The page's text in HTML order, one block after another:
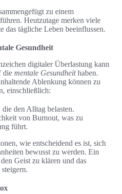
zu einem
Heutzutage merken viele
das tägliche Leben beeinflussen.
Gesundheit
digitaler Überlastung kann
die mentale Gesundheithaben.
Ablenkung können zu
einschließlich:
den Alltag belasten.
von Burnout, was zu
führt.
wie entscheidend es ist, sich
bewusst zu werden. Ein
Geist zu klären und das